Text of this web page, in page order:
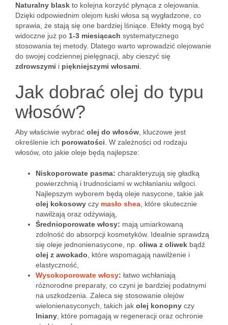
Naturalny blask to kolejna korzyść płynąca z olejowania.
Dzięki odpowiednim olejom łuski włosa są wygładzone, co
sprawia, że stają się one bardziej lśniące. Efekty mogą być
widoczne już po 1-3 miesiącach systematycznego
stosowania tej metody. Dlatego warto wprowadzić olejowanie
do swojej codziennej pielęgnacji, aby cieszyć się
zdrowszymi i piękniejszymi włosami
Jak dobrać olej do typu
włosów?
Aby właściwie wybrać olej do włosów , kluczowe jest
określenie ich porowatości . W zależności od rodzaju
włosów, oto jakie oleje będą najlepsze:
Niskoporowate pasma: charakteryzują się gładką
powierzchnią i trudnościami w wchłanianiu wilgoci.
Najlepszym wyborem będą oleje nasycone, takie jak
olej kokosowy czy masło shea , które skutecznie
nawilżają oraz odżywiają,
Średnioporowate włosy: mają umiarkowaną
zdolność do absorpcji kosmetyków. Idealnie sprawdzą
się oleje jednonienasycone, np. oliwa z oliwek bądź
olej z awokado , które wspomagają nawilżenie i
elastyczność,
Wysokoporowate włosy: łatwo wchłaniają
różnorodne preparaty, co czyni je bardziej podatnymi
na uszkodzenia. Zaleca się stosowanie olejów
wielonienasyconych, takich jak olej konopny czy
lniany , które pomagają w regeneracji oraz ochronie